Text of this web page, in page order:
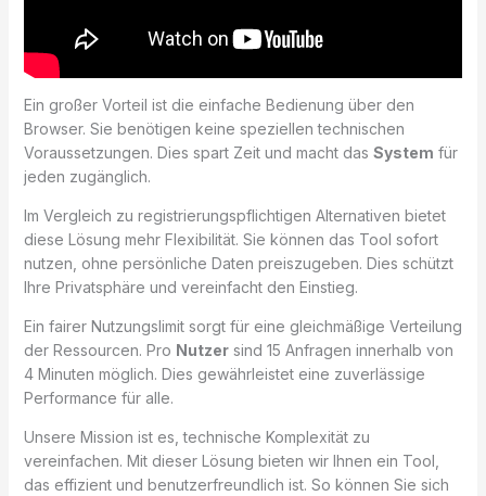
Ein großer Vorteil ist die einfache Bedienung über den
Browser. Sie benötigen keine speziellen technischen
Voraussetzungen. Dies spart Zeit und macht das System für
jeden zugänglich.
Im Vergleich zu registrierungspflichtigen Alternativen bietet
diese Lösung mehr Flexibilität. Sie können das Tool sofort
nutzen, ohne persönliche Daten preiszugeben. Dies schützt
Ihre Privatsphäre und vereinfacht den Einstieg.
Ein fairer Nutzungslimit sorgt für eine gleichmäßige Verteilung
der Ressourcen. Pro Nutzersind 15 Anfragen innerhalb von
4 Minuten möglich. Dies gewährleistet eine zuverlässige
Performance für alle.
Unsere Mission ist es, technische Komplexität zu
vereinfachen. Mit dieser Lösung bieten wir Ihnen ein Tool,
das effizient und benutzerfreundlich ist. So können Sie sich